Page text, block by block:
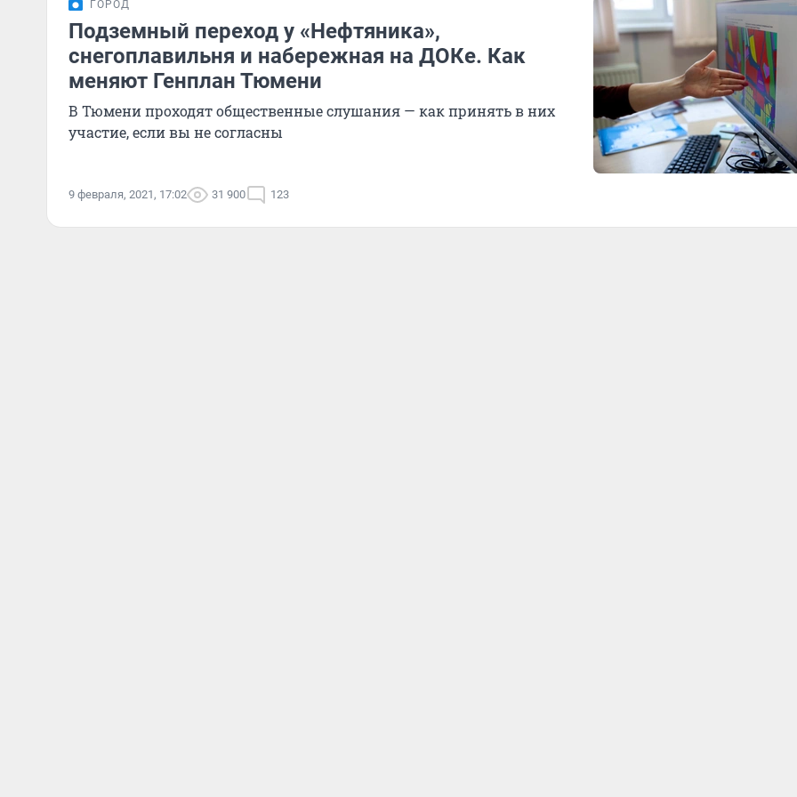
ГОРОД
Подземный переход у «Нефтяника»,
снегоплавильня и набережная на ДОКе. Как
меняют Генплан Тюмени
В Тюмени проходят общественные слушания — как принять в них
участие, если вы не согласны
9 февраля, 2021, 17:02 31 900 123